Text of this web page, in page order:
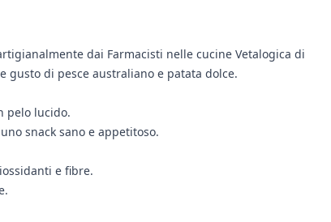
dai Farmacisti nelle cucine Vetalogica di
gusto di pesce australiano e patata dolce.
pelo lucido.
snack sano e appetitoso.
e fibre.